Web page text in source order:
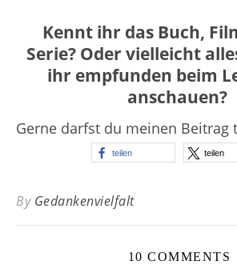
Kennt ihr das Buch,
Serie? Oder vielleicht
ihr empfunden beim
anschauen?
Gerne darfst du meinen Beitrag
teilen teilen
By Gedankenvielfalt
10 COMMENTS